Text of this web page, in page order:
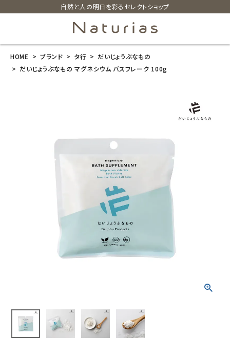
自然と人の明日を彩るセレクトショップ
search
美容・コスメ・香水
HOME ブランド タ行
だいじょうぶなもの
だいじょうぶなもの マグネシウム バスフレーク 100g